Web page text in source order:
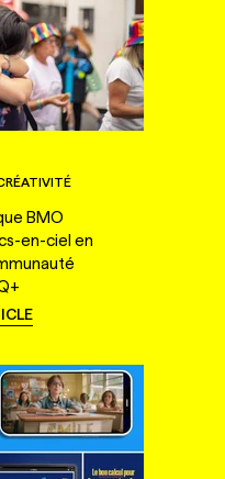
BMO
en-ciel en